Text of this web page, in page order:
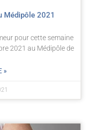
Médipôle 2021
pour cette semaine
2021 au Médipôle de
»